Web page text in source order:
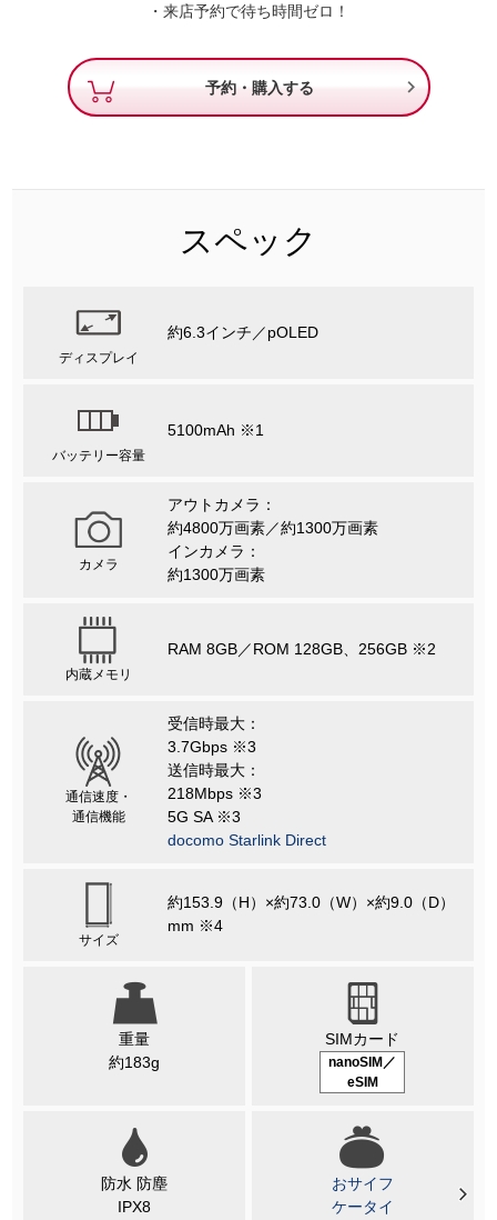
・来店予約で待ち時間ゼロ！
予約・購入する 
スペック
ディスプレイ
約6.3インチ／pOLED
バッテリー容量
5100mAh ※1
カメラ
アウトカメラ：
約4800万画素／約1300万画素
インカメラ：
約1300万画素
内蔵メモリ
RAM 8GB／ROM 128GB、256GB ※2
通信速度・
通信機能
受信時最大：
3.7Gbps ※3
送信時最大：
218Mbps ※3
5G SA ※3
docomo Starlink Direct
サイズ
約153.9（H）×約73.0（W）×約9.0（D）
mm ※4
重量
約183g
SIMカード
nanoSIM／
eSIM
防水 防塵
IPX8
おサイフ
ケータイ